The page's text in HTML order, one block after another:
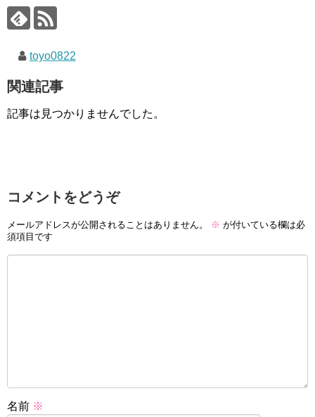
toyo0822
関連記事
記事は見つかりませんでした。
コメントをどうぞ
メールアドレスが公開されることはありません。 ※ が付いている欄は必
須項目です
名前 ※